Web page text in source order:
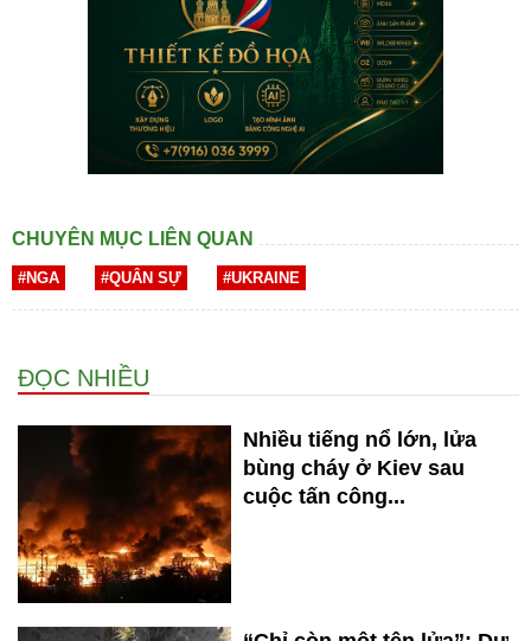
CHUYÊN MỤC LIÊN QUAN
#NGA #QUÂN SỰ #UKRAINE
ĐỌC NHIỀU
Nhiều tiếng nổ lớn, lửa
bùng cháy ở Kiev sau
cuộc tấn công...